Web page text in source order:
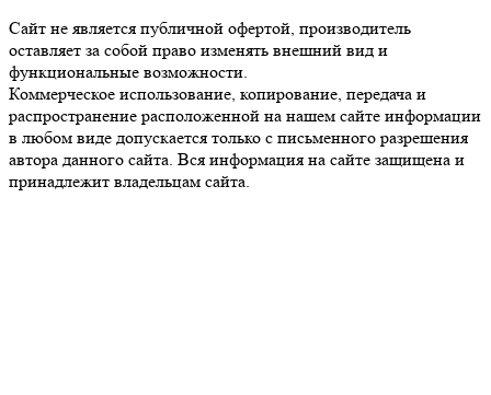
Сайт не является публичной офертой, производитель
оставляет за собой право изменять внешний вид и
функциональные возможности.
Коммерческое использование, копирование, передача и
распространение расположенной на нашем сайте информации
в любом виде допускается только с письменного разрешения
автора данного сайта. Вся информация на сайте защищена и
принадлежит владельцам сайта.